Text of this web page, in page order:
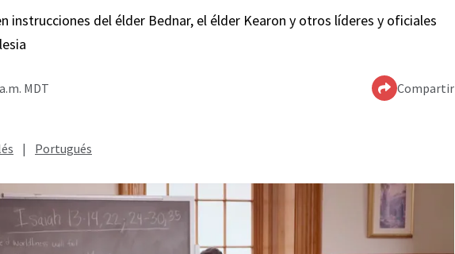
instrucciones del élder Bednar, el élder Kearon y otros líderes y oficiales
MDT Compartir
| Portugués